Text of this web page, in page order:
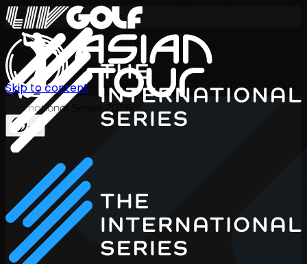
International Series 2026
ZH
Skip to content